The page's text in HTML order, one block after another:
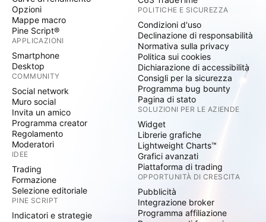
Opzioni
Mappe macro
Pine Script®
APPLICAZIONI
Smartphone
Desktop
COMMUNITY
Social network
Muro social
Invita un amico
Programma creator
Regolamento
Moderatori
IDEE
Trading
Formazione
Selezione editoriale
PINE SCRIPT
Indicatori e strategie
POLITICHE E SICUREZZA
Condizioni d'uso
Declinazione di responsabilità
Normativa sulla privacy
Politica sui cookies
Dichiarazione di accessibilità
Consigli per la sicurezza
Programma bug bounty
Pagina di stato
SOLUZIONI PER LE AZIENDE
Widget
Librerie grafiche
Lightweight Charts™
Grafici avanzati
Piattaforma di trading
OPPORTUNITÀ DI CRESCITA
Pubblicità
Integrazione broker
Programma affiliazione